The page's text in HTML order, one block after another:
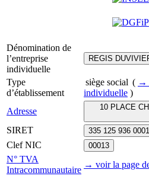
Dénomination de
l’entreprise
individuelle
REGIS
Type
d’établissement
siège social ( →
individuelle )
Adresse
10 PLACE
SIRET 335 125 936
Clef NIC 00013
N° TVA
Intracommunautaire
→ voir la page